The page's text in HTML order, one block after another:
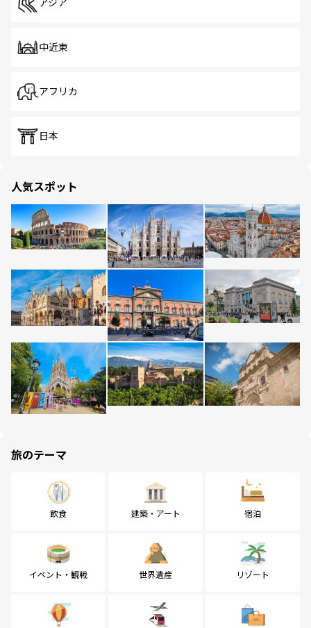
アジア
中近東
アフリカ
日本
人気スポット
旅のテーマ
飲食 建築・アート 宿泊
イベント・観戦 世界遺産 リゾート